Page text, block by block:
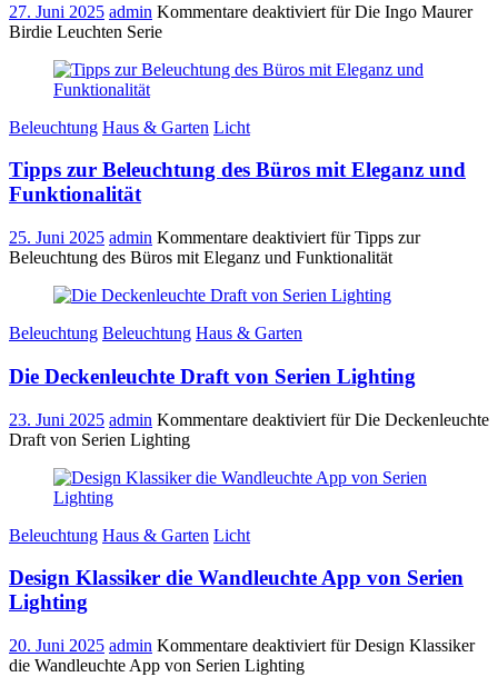
27. Juni 2025 admin Kommentare deaktiviert für Die Ingo Maurer
Birdie Leuchten Serie
Beleuchtung Haus & Garten Licht
Tipps zur Beleuchtung des Büros mit Eleganz und
Funktionalität
25. Juni 2025 admin Kommentare deaktiviert für Tipps zur
Beleuchtung des Büros mit Eleganz und Funktionalität
Beleuchtung Beleuchtung Haus & Garten
Die Deckenleuchte Draft von Serien Lighting
23. Juni 2025 admin Kommentare deaktiviert für Die Deckenleuchte
Draft von Serien Lighting
Beleuchtung Haus & Garten Licht
Design Klassiker die Wandleuchte App von Serien
Lighting
20. Juni 2025 admin Kommentare deaktiviert für Design Klassiker
die Wandleuchte App von Serien Lighting